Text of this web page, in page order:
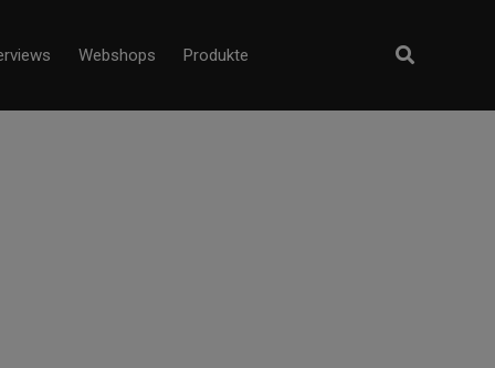
Webshops Produkte